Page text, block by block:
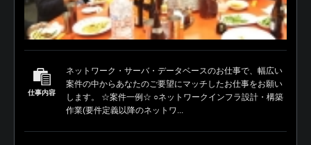
仕事内容
ネットワーク・サーバ・データベースのお仕事で、幅広い
案件の中からあなたのご要望にマッチしたお仕事をお願い
します。 ☆案件一例☆ ○ネットワークインフラ設計・構築
作業(要件定義以降のネットワ...